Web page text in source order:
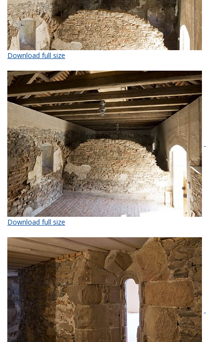
Download full size
Download full size